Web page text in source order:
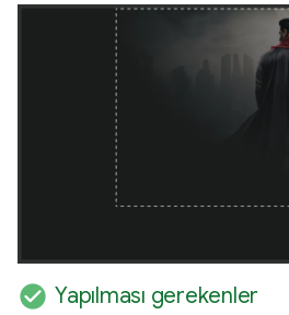
check_circle Yapılması gerekenler